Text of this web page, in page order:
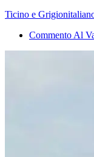
Ticino e
Commento Al